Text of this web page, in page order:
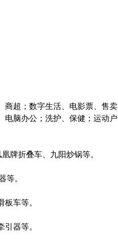
超；数字生活、电影票、售卖
电脑办公；洗护、保健；运动户
牌折叠车、九阳炒锅等。
等。
车等。
器等。